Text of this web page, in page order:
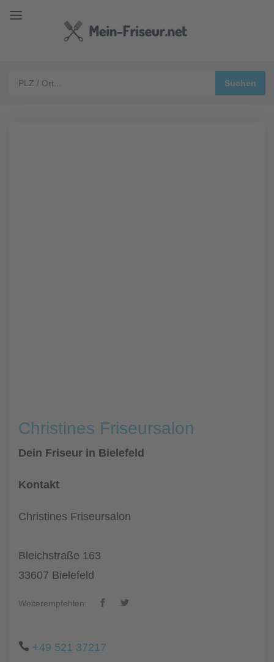
Christines Friseursalon
Dein Friseur in Bielefeld
Kontakt
Christines Friseursalon
Bleichstraße 163
33607 Bielefeld
Weiterempfehlen:
+49 521 37217